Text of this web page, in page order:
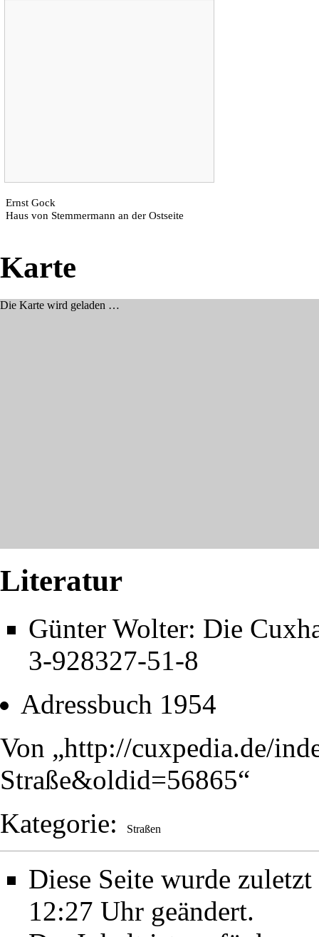
Ernst Gock
Haus von Stemmermann an der Ostseite
Karte
Die Karte wird geladen …
Literatur
Günter Wolter: Die
3-928327-51-8
Adressbuch 1954
Von „http://cuxpedia.de/
Straße&oldid=56865“
Kategorie: Straßen
Diese Seite wurde
12:27 Uhr geändert.